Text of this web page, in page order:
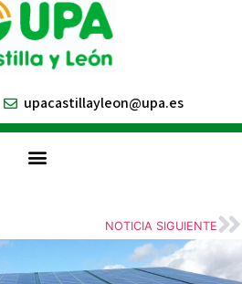
upacastillayleon@upa.es
NOTICIA SIGUIENTE